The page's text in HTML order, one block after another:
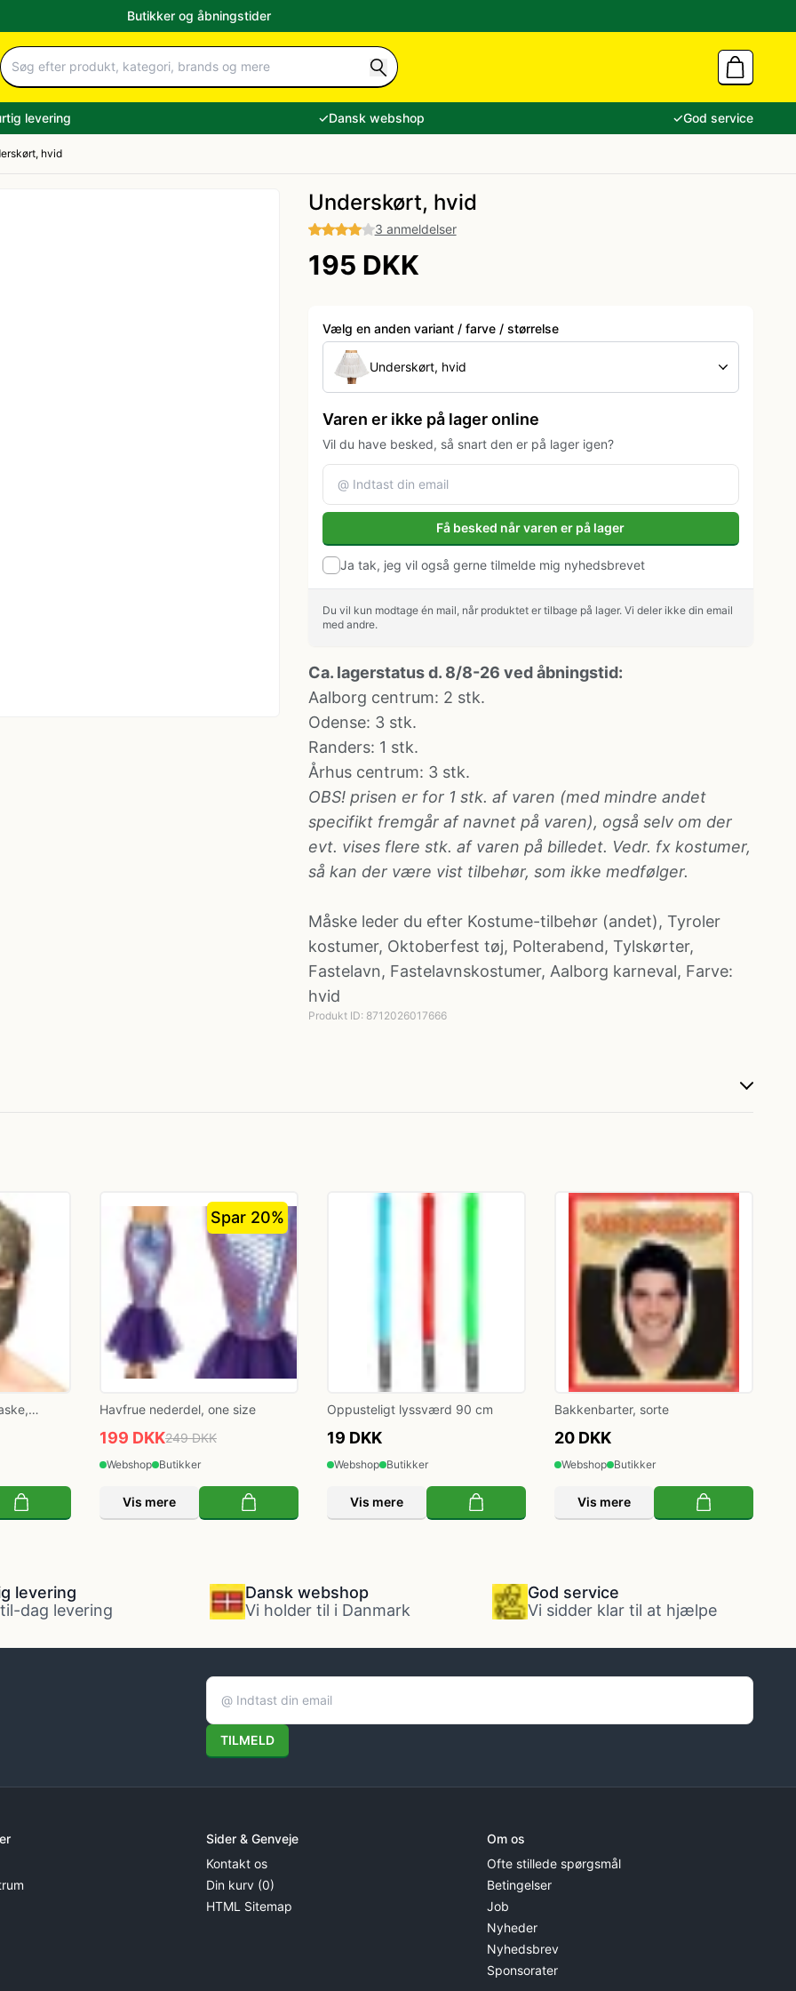
Butikker og åbningstider
levering ✓Dansk webshop ✓God service
hvid
Underskørt, hvid
3 anmeldelser
195 DKK
Vælg en anden variant / farve / størrelse
Underskørt, hvid
Varen er ikke på lager online
Vil du have besked, så snart den er på lager igen?
Få besked når varen er på lager
Ja tak, jeg vil også gerne tilmelde mig nyhedsbrevet
Du vil kun modtage én mail, når produktet er tilbage på lager. Vi deler ikke din email
med andre.
Ca. lagerstatus d. 8/8-26 ved åbningstid:
Aalborg centrum: 2 stk.
Odense: 3 stk.
Randers: 1 stk.
Århus centrum: 3 stk.
OBS! prisen er for 1 stk. af varen (med mindre andet
specifikt fremgår af navnet på varen), også selv om der
evt. vises flere stk. af varen på billedet. Vedr. fx kostumer,
så kan der være vist tilbehør, som ikke medfølger.
Måske leder du efter Kostume-tilbehør (andet), Tyroler
kostumer, Oktoberfest tøj, Polterabend, Tylskørter,
Fastelavn, Fastelavnskostumer, Aalborg karneval, Farve:
hvid
Produkt ID: 8712026017666
Spar 20%
Havfrue nederdel, one size
199 DKK249 DKK
Webshop Butikker
Vis mere
Oppusteligt lyssværd 90 cm
19 DKK
Webshop Butikker
Vis mere
Bakkenbarter, sorte
20 DKK
Webshop Butikker
Vis mere
levering
dag levering
Dansk webshop
Vi holder til i Danmark
God service
Vi sidder klar til at hjælpe
TILMELD
Sider & Genveje
Kontakt os
Din kurv (0)
HTML Sitemap
Om os
Ofte stillede spørgsmål
Betingelser
Job
Nyheder
Nyhedsbrev
Sponsorater